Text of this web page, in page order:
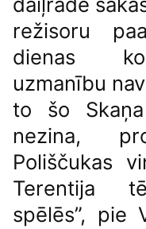
režisoru
dienas
uzmanību
to šo
nezina,
Poliščukas
Terentija
spēlēs”, pie